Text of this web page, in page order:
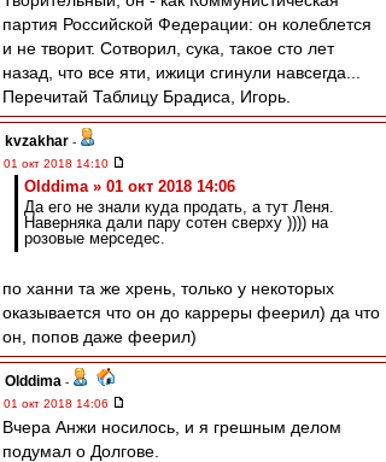
партия Российской Федерации: он колеблется
и не творит. Сотворил, сука, такое сто лет
назад, что все яти, ижици сгинули навсегда...
Перечитай Таблицу Брадиса, Игорь.
kvzakhar -
01 окт 2018 14:10
Olddima » 01 окт 2018 14:06
Да его не знали куда продать, а тут Леня.
Наверняка дали пару сотен сверху )))) на
розовые мерседес.
по ханни та же хрень, только у некоторых
оказывается что он до карреры феерил) да что
он, попов даже феерил)
Olddima -
01 окт 2018 14:06
Вчера Анжи носилось, и я грешным делом
подумал о Долгове.